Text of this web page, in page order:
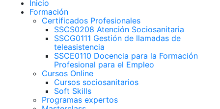
Inicio
Formación
Certificados Profesionales
SSCS0208 Atención Sociosanitaria
SSCG0111 Gestión de llamadas de
teleasistencia
SSCE0110 Docencia para la Formación
Profesional para el Empleo
Cursos Online
Cursos sociosanitarios
Soft Skills
Programas expertos